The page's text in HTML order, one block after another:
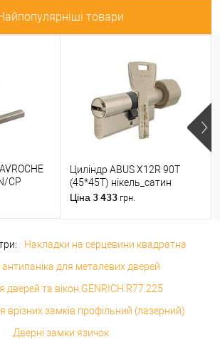
товари
CP
Циліндр ABUS X12R 90T
(45*45T) нікель_сатин
Ціна 3 433 грн.
Накладки на серцевини квадратна
для металевих дверей
дверей та вікон GENRICH R77.225
врізних замків профільний (лазерний)
Дверні замки язичок